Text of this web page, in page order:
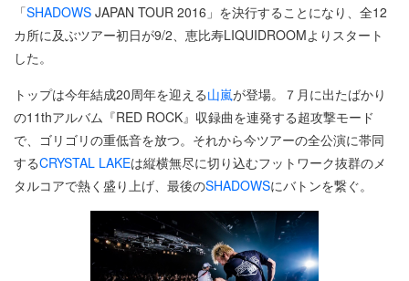
「SHADOWS JAPAN TOUR 2016」を決行することになり、全12
カ所に及ぶツアー初日が9/2、恵比寿LIQUIDROOMよりスタート
した。
トップは今年結成20周年を迎える山嵐が登場。７月に出たばかり
の11thアルバム『RED ROCK』収録曲を連発する超攻撃モード
で、ゴリゴリの重低音を放つ。それから今ツアーの全公演に帯同
するCRYSTAL LAKEは縦横無尽に切り込むフットワーク抜群のメ
タルコアで熱く盛り上げ、最後のSHADOWSにバトンを繋ぐ。